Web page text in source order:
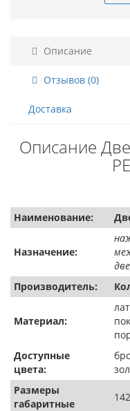
Описание
Отзывов (0)
Доставка
Описание
Наименование:
Назначение:
Производитель:
Материал:
Доступные
цвета:
Размеры
габаритные